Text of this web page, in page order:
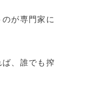
が専門家に
、誰でも搾